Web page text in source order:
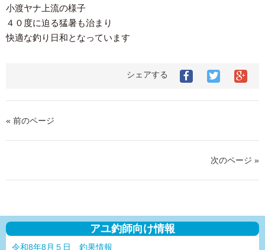
小渡ヤナ上流の様子
４０度に迫る猛暑も治まり
快適な釣り日和となっています
シェアする
« 前のページ
次のページ »
アユ釣師向け情報
令和8年8月５日 釣果情報